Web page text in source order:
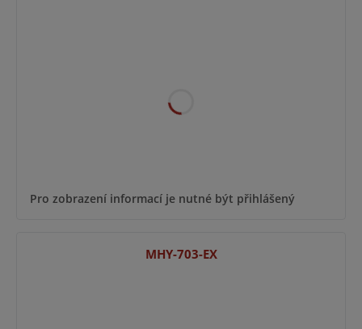
Pro zobrazení informací je nutné být přihlášený
MHY-703-EX